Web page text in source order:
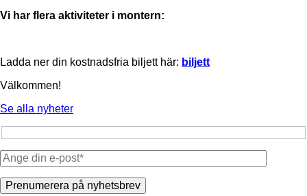
Vi har flera aktiviteter i montern:
Ladda ner din kostnadsfria biljett här: biljett
Välkommen!
Se alla nyheter